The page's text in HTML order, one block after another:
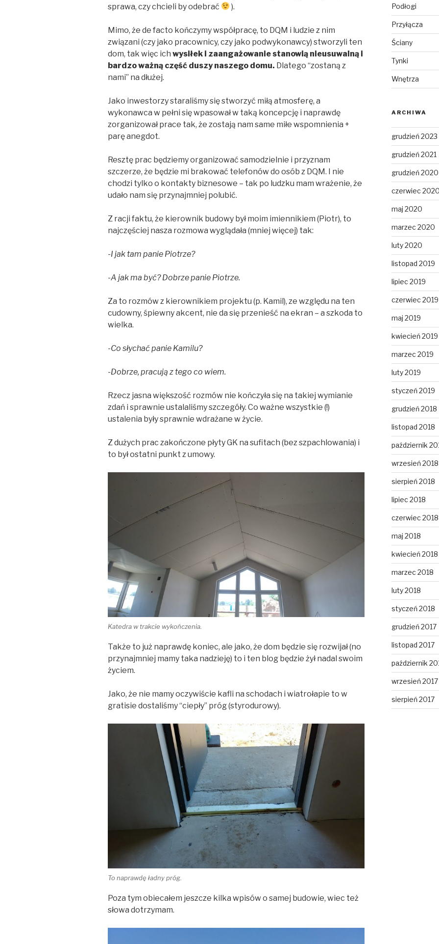
sprawa, czy chcieli by odebrać
).
Mimo, że de facto kończymy współpracę, to DQM i ludzie z nim
związani (czy jako pracownicy, czy jako podwykonawcy) stworzyli ten
dom, tak więc ich wysiłek i zaangażowanie stanowią nieusuwalną i
bardzo ważną część duszy naszego domu. Dlatego “zostaną z
nami” na dłużej.
Jako inwestorzy staraliśmy się stworzyć miłą atmosferę, a
wykonawca w pełni się wpasował w taką koncepcję i naprawdę
zorganizował prace tak, że zostają nam same miłe wspomnienia +
parę anegdot.
Resztę prac będziemy organizować samodzielnie i przyznam
szczerze, że będzie mi brakować telefonów do osób z DQM. I nie
chodzi tylko o kontakty biznesowe – tak po ludzku mam wrażenie, że
udało nam się przynajmniej polubić.
Z racji faktu, że kierownik budowy był moim imiennikiem (Piotr), to
najczęściej nasza rozmowa wyglądała (mniej więcej) tak:
-I jak tam panie Piotrze?
-A jak ma być? Dobrze panie Piotrze.
Za to rozmów z kierownikiem projektu (p. Kamil), ze względu na ten
cudowny, śpiewny akcent, nie da się przenieść na ekran – a szkoda to
wielka.
-Co słychać panie Kamilu?
-Dobrze, pracują z tego co wiem.
Rzecz jasna większość rozmów nie kończyła się na takiej wymianie
zdań i sprawnie ustalaliśmy szczegóły. Co ważne wszystkie (!)
ustalenia były sprawnie wdrażane w życie.
Z dużych prac zakończone płyty GK na sufitach (bez szpachlowania) i
to był ostatni punkt z umowy.
Katedra w trakcie wykończenia.
Także to już naprawdę koniec, ale jako, że dom będzie się rozwijał (no
przynajmniej mamy taka nadzieję) to i ten blog będzie żył nadal swoim
życiem.
Jako, że nie mamy oczywiście kafli na schodach i wiatrołapie to w
gratisie dostaliśmy “ciepły” próg (styrodurowy).
To naprawdę ładny próg.
Poza tym obiecałem jeszcze kilka wpisów o samej budowie, wiec też
słowa dotrzymam.
Podłogi
Przyłącza
Ściany
Tynki
Wnętrza
ARCHIWA
grudzień 2023
grudzień 2021
grudzień 2020
czerwiec
maj 2020
marzec 2020
luty 2020
listopad 2019
lipiec 2019
czerwiec 2019
maj 2019
kwiecień 2019
marzec 2019
luty 2019
styczeń 2019
grudzień 2018
listopad 2018
październik
wrzesień 2018
sierpień 2018
lipiec 2018
czerwiec 2018
maj 2018
kwiecień 2018
marzec 2018
luty 2018
styczeń 2018
grudzień 2017
listopad 2017
październik
wrzesień 2017
sierpień 2017